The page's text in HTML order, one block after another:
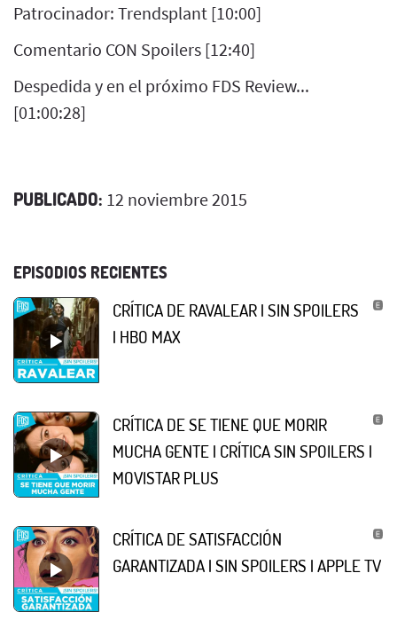
Patrocinador: Trendsplant [10:00]
Comentario CON Spoilers [12:40]
Despedida y en el próximo FDS Review...
[01:00:28]
PUBLICADO: 12 noviembre 2015
EPISODIOS RECIENTES
CRÍTICA DE RAVALEAR | SIN SPOILERS
| HBO MAX
CRÍTICA DE SE TIENE QUE MORIR
MUCHA GENTE | CRÍTICA SIN SPOILERS |
MOVISTAR PLUS
CRÍTICA DE SATISFACCIÓN
GARANTIZADA | SIN SPOILERS | APPLE TV